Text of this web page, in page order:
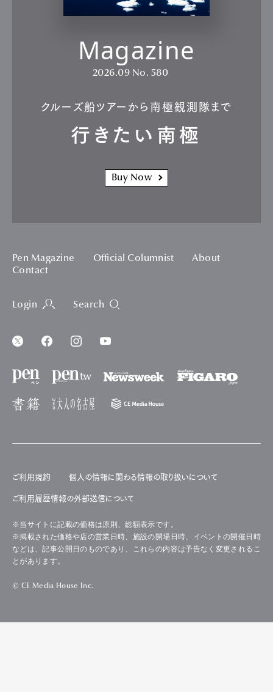
Magazine
2026.09 No. 580
クルーズ船ツアーから南極観測隊まで
行きたい南極
Buy Now
Pen Magazine Official Columnist
About
Contact
Login Search
ご利用規約 個人の情報に関わる情報の取り扱いについて
ご利用履歴情報の外部送信について
※当サイトに記載の価格は原則、総額表示です。
※掲載された価格や店の営業日時、施設の開場日時、イベントの開催日時
などは、記事公開日のものであり、これらの内容は予告なく変更されるこ
とがあります。
© CE Media House Inc.